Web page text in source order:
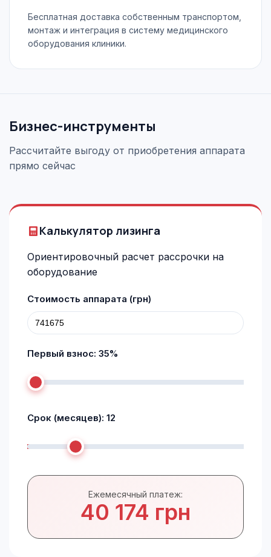
Бесплатная доставка собственным транспортом,
монтаж и интеграция в систему медицинского
оборудования клиники.
Бизнес-инструменты
Рассчитайте выгоду от приобретения аппарата
прямо сейчас
Калькулятор лизинга
Ориентировочный расчет рассрочки на
оборудование
Стоимость аппарата (грн)
Первый взнос: 35%
Срок (месяцев): 12
Ежемесячный платеж:
40 174 грн